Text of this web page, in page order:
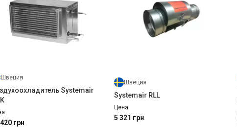
Швеция
Systemair
грн
Швеция
Systemair RLL
Цена
5 321 грн